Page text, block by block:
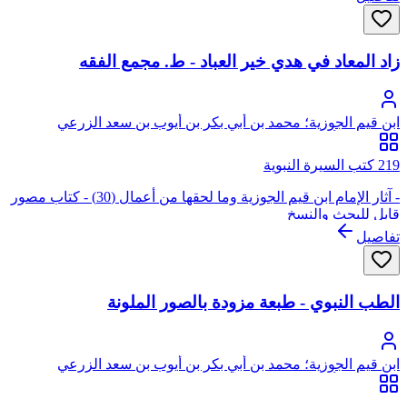
زاد المعاد في هدي خير العباد - ط. مجمع الفقه
ابن قيم الجوزية؛ محمد بن أبي بكر بن أيوب بن سعد الزرعي
الدمشقي، أبو عبد الله، شمس الدين
219 كتب السيرة النبوية
- آثار الإمام ابن قيم الجوزية وما لحقها من أعمال (30) - كتاب مصور
قابل للبحث والنسخ
تفاصيل
الطب النبوي - طبعة مزودة بالصور الملونة
ابن قيم الجوزية؛ محمد بن أبي بكر بن أيوب بن سعد الزرعي
الدمشقي، أبو عبد الله، شمس الدين